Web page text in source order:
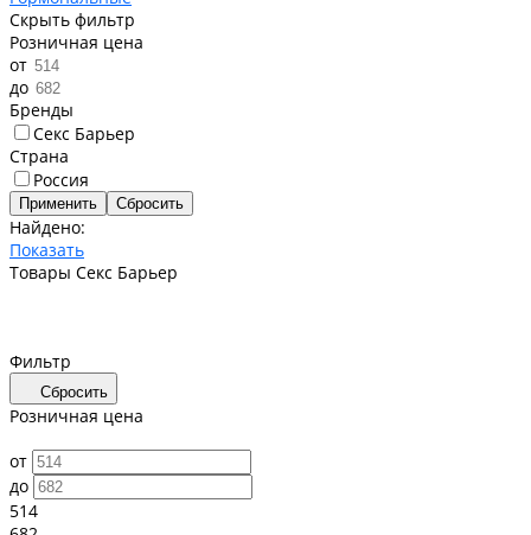
Скрыть фильтр
Розничная цена
от
до
Бренды
Секс Барьер
Страна
Россия
Найдено:
Показать
Товары Секс Барьер
Фильтр
Сбросить
Розничная цена
от
до
514